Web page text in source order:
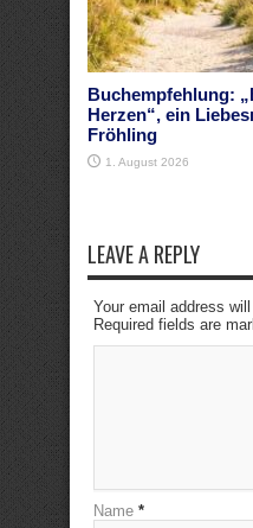
Buchempfehlung:
Herzen“, ein
Fröhling
1. August 2026
LEAVE A REPLY
Your email address
Required fields are
Name *